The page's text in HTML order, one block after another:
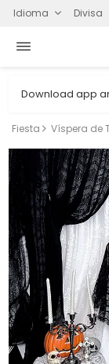
Idioma Divisa
Download app
Fiesta Víspera de